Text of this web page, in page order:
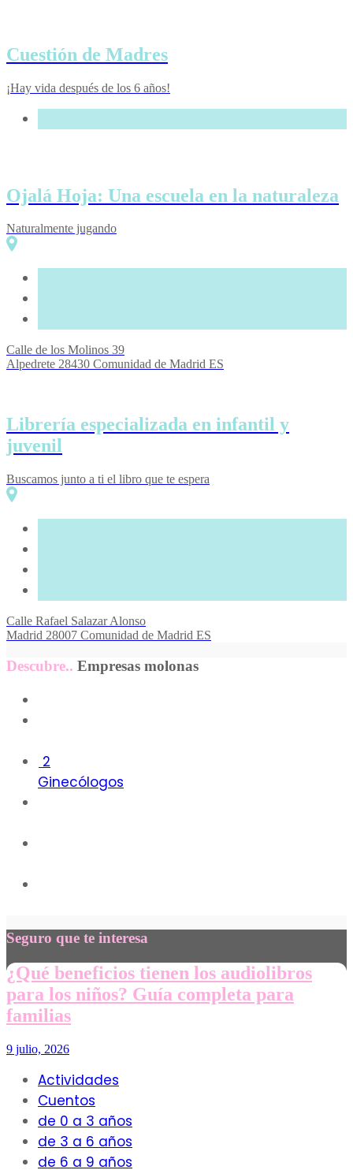
Cuestión de Madres
¡Hay vida después de los 6 años!
Ojalá Hoja: Una escuela en la naturaleza
Naturalmente jugando
Calle de los Molinos 39
Alpedrete 28430 Comunidad de Madrid ES
Librería especializada en infantil y
juvenil
Buscamos junto a ti el libro que te espera
Calle Rafael Salazar Alonso
Madrid 28007 Comunidad de Madrid ES
Descubre.. Empresas molonas
2
Ginecólogos
Seguro que te interesa
¿Qué beneficios tienen los audiolibros
para los niños? Guía completa para
familias
9 julio, 2026
Actividades
Cuentos
de 0 a 3 años
de 3 a 6 años
de 6 a 9 años